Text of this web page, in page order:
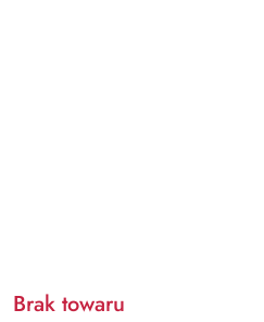
Brak towaru